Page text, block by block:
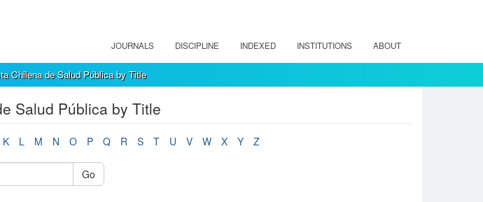
JOURNALS DISCIPLINE INDEXED INSTITUTIONS ABOUT
Chilena de Salud Pública by Title
Salud Pública by Title
K L M N O P Q R S T U V W X Y Z
Go